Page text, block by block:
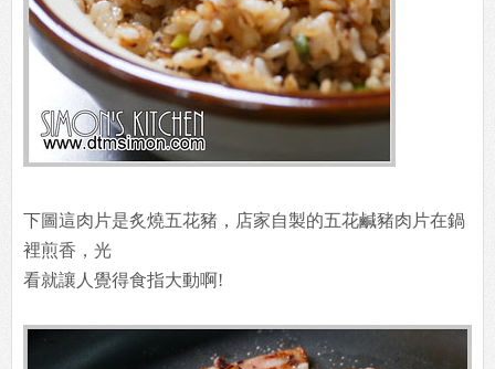
下圖這肉片是炙燒五花豬，店家自製的五花鹹豬肉片在鍋
裡煎香，光
看就讓人覺得食指大動啊!